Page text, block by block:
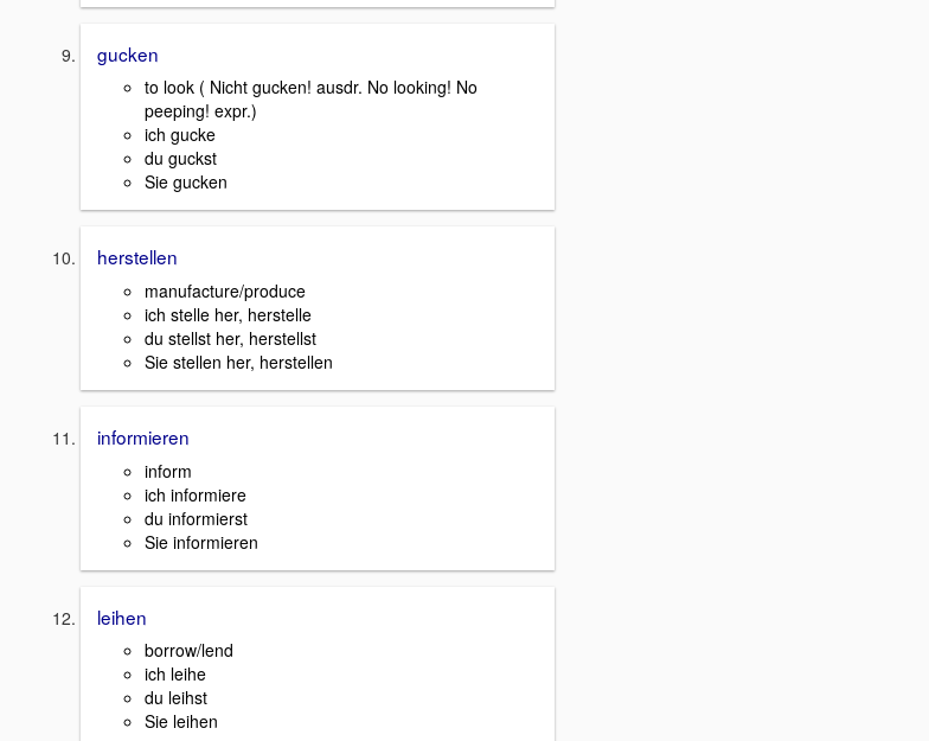
gucken
to look ( Nicht gucken! ausdr. No looking! No
peeping! expr.)
ich gucke
du guckst
Sie gucken
herstellen
manufacture/produce
ich stelle her, herstelle
du stellst her, herstellst
Sie stellen her, herstellen
informieren
inform
ich informiere
du informierst
Sie informieren
leihen
borrow/lend
ich leihe
du leihst
Sie leihen